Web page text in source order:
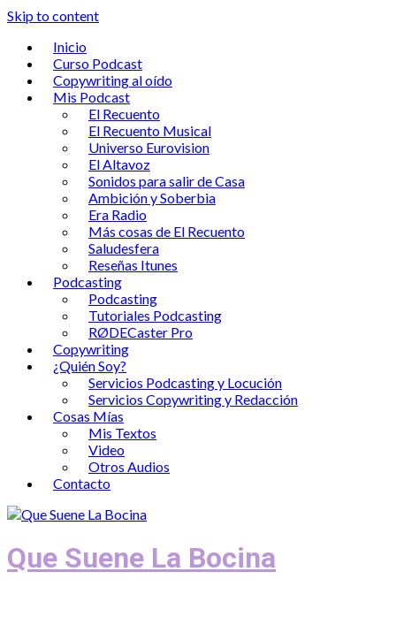
Skip to content
Inicio
Curso Podcast
Copywriting al oído
Mis Podcast
El Recuento
El Recuento Musical
Universo Eurovision
El Altavoz
Sonidos para salir de Casa
Ambición y Soberbia
Era Radio
Más cosas de El Recuento
Saludesfera
Reseñas Itunes
Podcasting
Podcasting
Tutoriales Podcasting
RØDECaster Pro
Copywriting
¿Quién Soy?
Servicios Podcasting y Locución
Servicios Copywriting y Redacción
Cosas Mías
Mis Textos
Video
Otros Audios
Contacto
Que Suene La Bocina